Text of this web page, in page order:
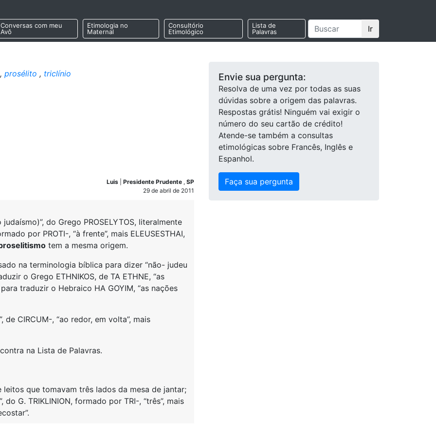
Conversas com meu
Avô
Etimologia no
Maternal
Consultório
Etimológico
Lista de
Palavras
Ir
prosélito , triclínio
Luis Presidente Prudente , SP
29 de abril de 2011
do Grego PROSELYTOS, literalmente
por PROTI-, “à frente”, mais ELEUSESTHAI,
tem a mesma origem.
na terminologia bíblica para dizer “não- judeu
o Grego ETHNIKOS, de TA ETHNE, “as
traduzir o Hebraico HA GOYIM, “as nações
de CIRCUM-, “ao redor, em volta”, mais
na Lista de Palavras.
leitos que tomavam três lados da mesa de jantar;
G. TRIKLINION, formado por TRI-, “três”, mais
Envie sua pergunta:
Resolva de uma vez por todas as suas
dúvidas sobre a origem das palavras.
Respostas grátis! Ninguém vai exigir o
número do seu cartão de crédito!
Atende-se também a consultas
etimológicas sobre Francês, Inglês e
Espanhol.
Faça sua pergunta